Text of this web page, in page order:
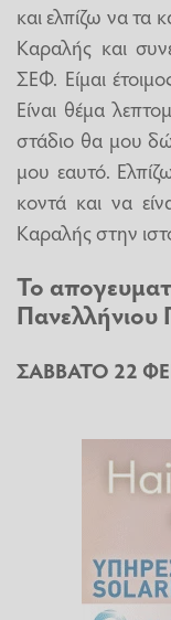
και ελπίζω να τα
Καραλής και
ΣΕΦ. Είμαι
Είναι θέμα
στάδιο θα μου
μου εαυτό.
κοντά και να
Καραλής στην
Το
ΣΑΒΒΑΤΟ 22